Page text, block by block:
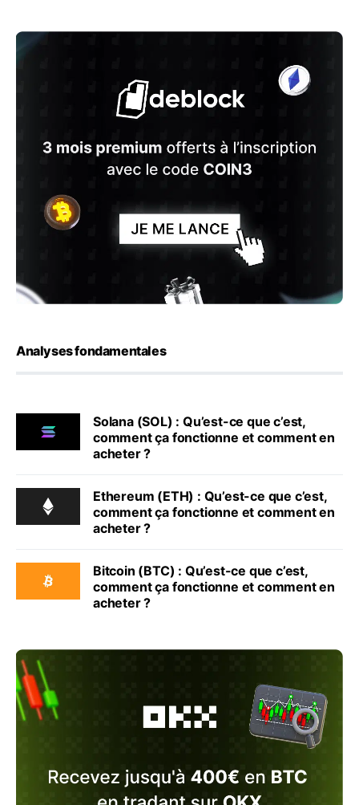
Analyses fondamentales
Solana (SOL) : Qu’est-ce que c’est,
comment ça fonctionne et comment en
acheter ?
Ethereum (ETH) : Qu’est-ce que c’est,
comment ça fonctionne et comment en
acheter ?
Bitcoin (BTC) : Qu’est-ce que c’est,
comment ça fonctionne et comment en
acheter ?